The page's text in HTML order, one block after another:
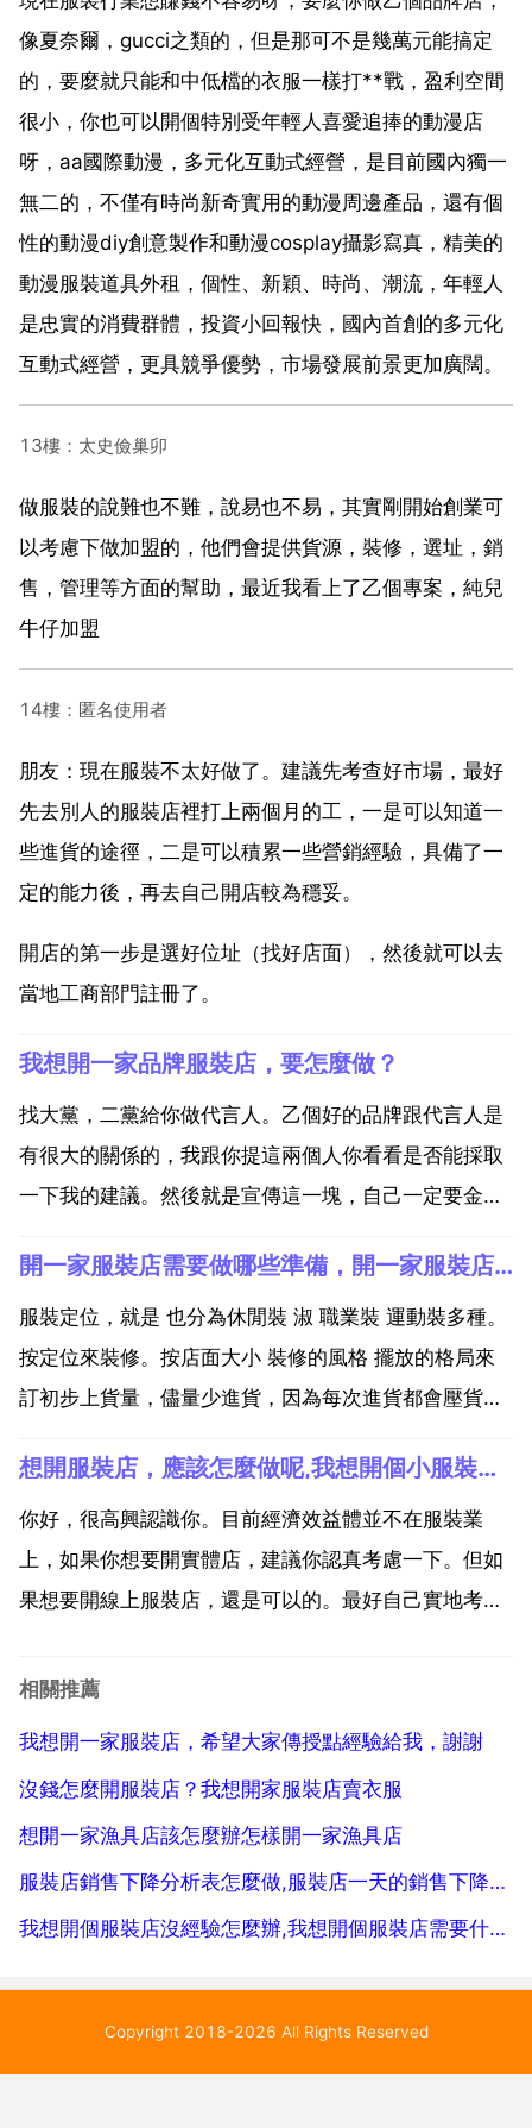
像夏奈爾，gucci之類的，但是那可不是幾萬元能搞定
的，要麼就只能和中低檔的衣服一樣打**戰，盈利空間
很小，你也可以開個特別受年輕人喜愛追捧的動漫店
呀，aa國際動漫，多元化互動式經營，是目前國內獨一
無二的，不僅有時尚新奇實用的動漫周邊產品，還有個
性的動漫diy創意製作和動漫cosplay攝影寫真，精美的
動漫服裝道具外租，個性、新穎、時尚、潮流，年輕人
是忠實的消費群體，投資小回報快，國內首創的多元化
互動式經營，更具競爭優勢，市場發展前景更加廣闊。
13樓：太史儉巢卯
做服裝的說難也不難，說易也不易，其實剛開始創業可
以考慮下做加盟的，他們會提供貨源，裝修，選址，銷
售，管理等方面的幫助，最近我看上了乙個專案，純兒
牛仔加盟
14樓：匿名使用者
朋友：現在服裝不太好做了。建議先考查好市場，最好
先去別人的服裝店裡打上兩個月的工，一是可以知道一
些進貨的途徑，二是可以積累一些營銷經驗，具備了一
定的能力後，再去自己開店較為穩妥。
開店的第一步是選好位址（找好店面），然後就可以去
當地工商部門註冊了。
我想開一家品牌服裝店，要怎麼做？
找大黨，二黨給你做代言人。乙個好的品牌跟代言人是
有很大的關係的，我跟你提這兩個人你看看是否能採取
一下我的建議。然後就是宣傳這一塊，自己一定要金光
跟你裝讓你兄弟上去就砍他，砍完以後就喊廣告語。廣
告語就應該根據自己的服裝風格設計了。在要是在長春
做的話，就...
開一家服裝店需要做哪些準備，開一家服裝店需要準備什麼
服裝定位，就是 也分為休閒裝 淑 職業裝 運動裝多種。
按定位來裝修。按店面大小 裝修的風格 擺放的格局來
訂初步上貨量，儘量少進貨，因為每次進貨都會壓貨，
要在本市進貨，要不上價。越遠的地方回來賣價就越
高。衣掛 褲掛這些都不用說了，多跑跑賣物料的地方你
就知...
想開服裝店，應該怎麼做呢,我想開個小服裝店都需要做什麼準備
你好，很高興認識你。目前經濟效益體並不在服裝業
上，如果你想要開實體店，建議你認真考慮一下。但如
果想要開線上服裝店，還是可以的。最好自己實地考察
友，有沒有可以規避的地方。如果各方面都考慮清楚
相關推薦
我想開一家服裝店，希望大家傳授點經驗給我，謝謝
沒錢怎麼開服裝店？我想開家服裝店賣衣服
想開一家漁具店該怎麼辦怎樣開一家漁具店
服裝店銷售下降分析表怎麼做,服裝店一天的銷售下降分析
我想開個服裝店沒經驗怎麼辦,我想開個服裝店需要什麼經驗？
Copyright 2018-2026 All Rights Reserved